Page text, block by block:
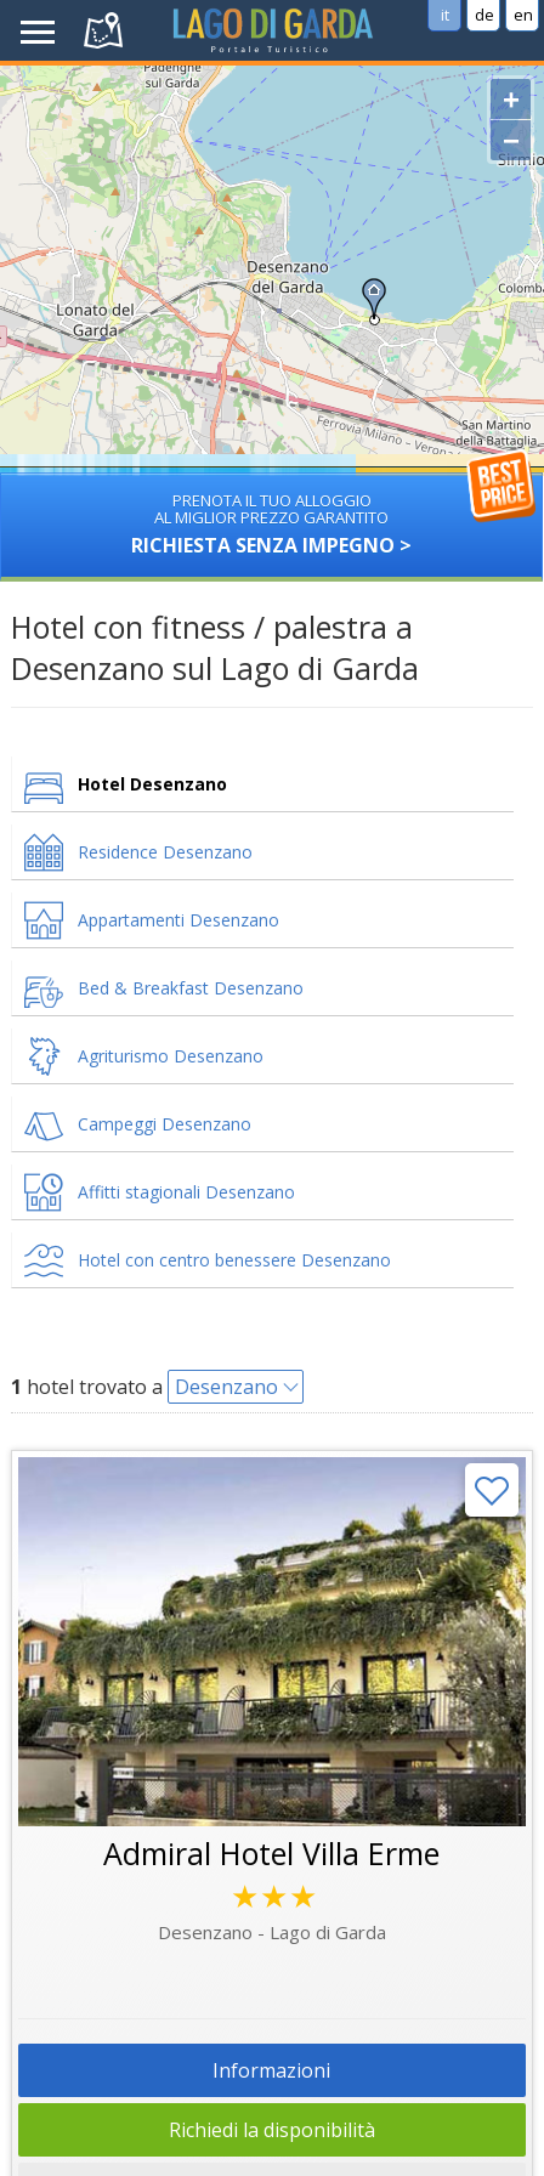
it de en
+
−
PRENOTA IL TUO ALLOGGIO
AL MIGLIOR PREZZO GARANTITO
RICHIESTA SENZA IMPEGNO >
Hotel con fitness / palestra a
Desenzano sul Lago di Garda
Hotel Desenzano
Residence Desenzano
Appartamenti Desenzano
Bed & Breakfast Desenzano
Agriturismo Desenzano
Campeggi Desenzano
Affitti stagionali Desenzano
Hotel con centro benessere Desenzano
1 hotel trovato a Desenzano
Admiral Hotel Villa Erme
★★★
Desenzano - Lago di Garda
Informazioni
Richiedi la disponibilità